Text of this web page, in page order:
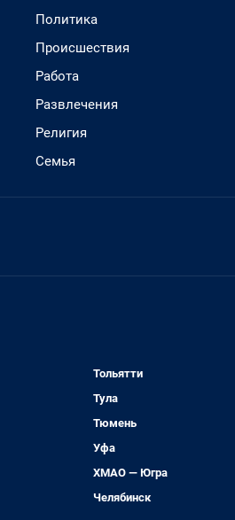
Политика
Происшествия
Работа
Развлечения
Религия
Семья
Тольятти
Тула
Тюмень
Уфа
ХМАО — Югра
Челябинск